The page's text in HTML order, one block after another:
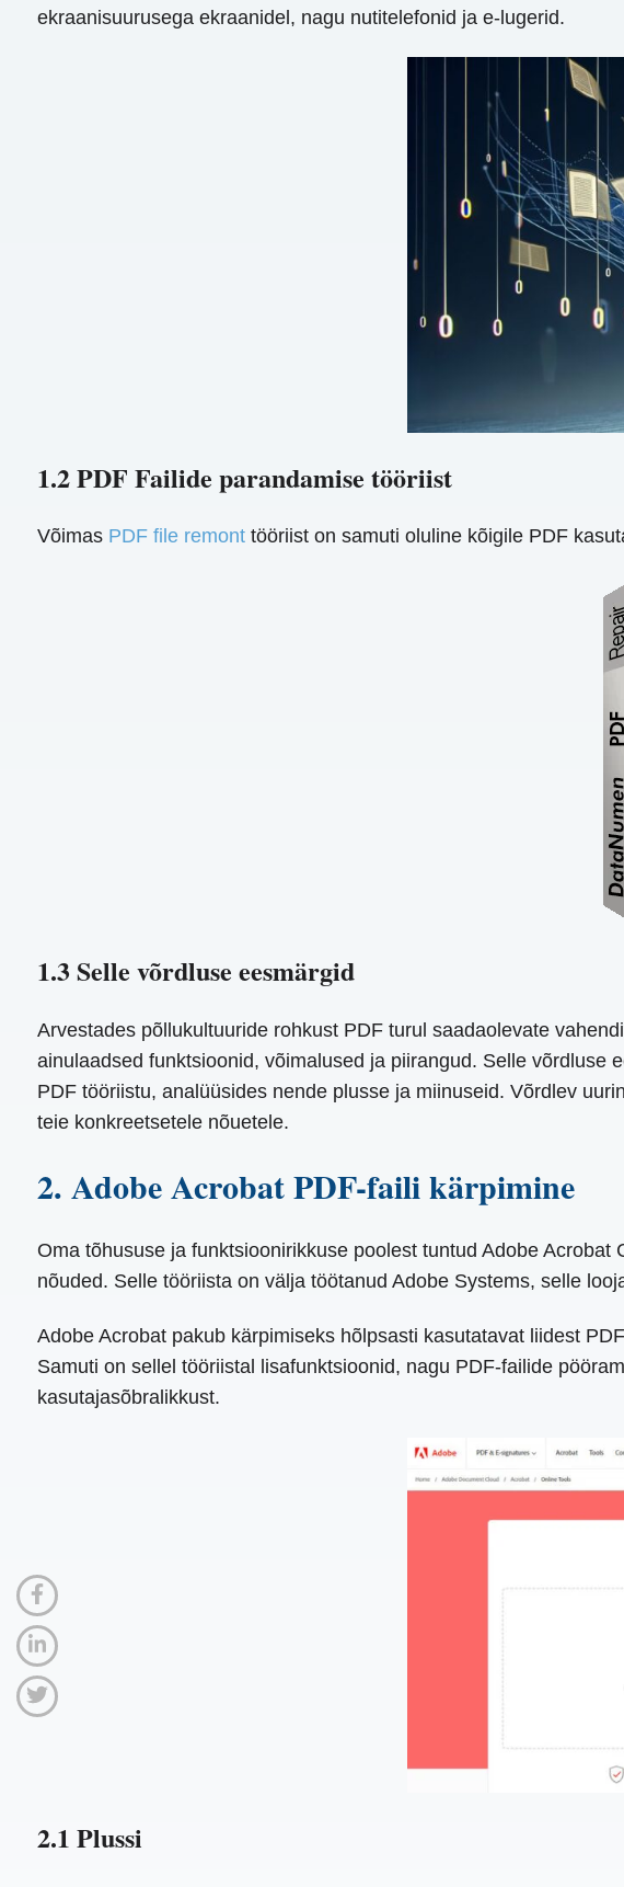
ekraanisuurusega ekraanidel, nagu nutitelefonid ja e-lugerid.
1.2 PDF Failide parandamise tööriist
Võimas PDF file remonttööriist on samuti oluline kõigile PDF
1.3 Selle võrdluse eesmärgid
Arvestades põllukultuuride rohkust PDF turul saadaolevate
ainulaadsed funktsioonid, võimalused ja piirangud. Selle võrdluse
PDF tööriistu, analüüsides nende plusse ja miinuseid. Võrdlev
teie konkreetsetele nõuetele.
2. Adobe Acrobat PDF-faili kärpimine
Oma tõhususe ja funktsioonirikkuse poolest tuntud Adobe
nõuded. Selle tööriista on välja töötanud Adobe Systems, selle
Adobe Acrobat pakub kärpimiseks hõlpsasti kasutatavat liidest
Samuti on sellel tööriistal lisafunktsioonid, nagu PDF-failide
kasutajasõbralikkust.
2.1 Plussi